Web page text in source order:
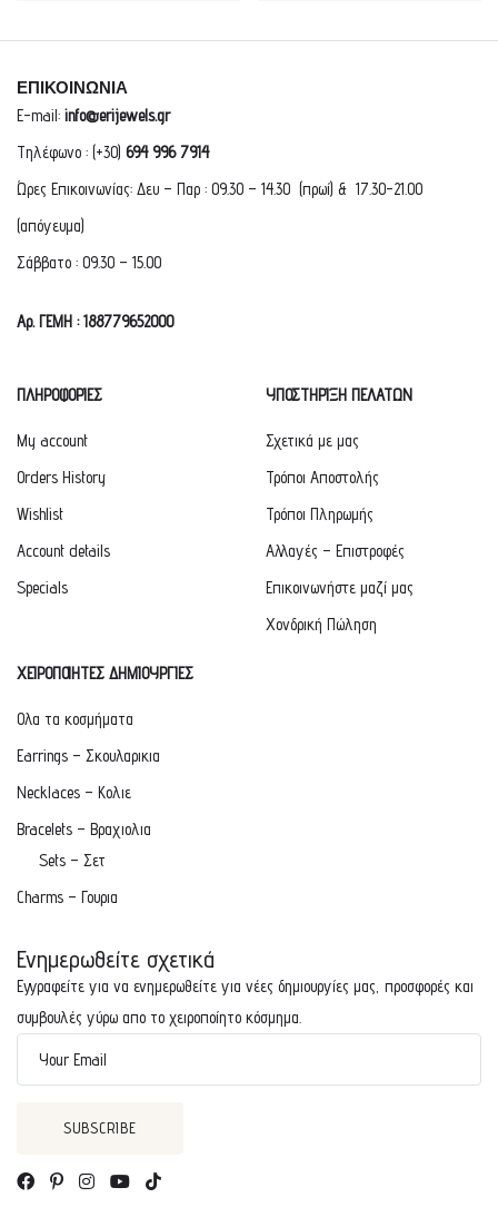
ΕΠΙΚΟΙΝΩΝΙΑ
E-mail: info@erijewels.gr
Τηλέφωνο : (+30) 694 996 7914
Ώρες Επικοινωνίας: Δευ – Παρ : 09.30 – 14.30 (πρωί) & 17.30-21.00
(απόγευμα)
Σάββατο : 09.30 – 15.00
Αρ. ΓΕΜΗ : 188779652000
ΠΛΗΡΟΦΟΡΙΕΣ
My account
Orders History
Wishlist
Account details
Specials
ΥΠΟΣΤΗΡΙΞΗ ΠΕΛΑΤΩΝ
Σχετικά με μας
Τρόποι Αποστολής
Τρόποι Πληρωμής
Αλλαγές – Επιστροφές
Επικοινωνήστε μαζί μας
Χονδρική Πώληση
ΧΕΙΡΟΠΟΙΗΤΕΣ ΔΗΜΙΟΥΡΓΙΕΣ
Ολα τα κοσμήματα
Earrings – Σκουλαρικια
Necklaces – Κολιε
Bracelets – Βραχιολια
Sets – Σετ
Charms – Γουρια
Ενημερωθείτε σχετικά
Εγγραφείτε για να ενημερωθείτε για νέες δημιουργίες μας, προσφορές και
συμβουλές γύρω απο το χειροποίητο κόσμημα.
Your Email